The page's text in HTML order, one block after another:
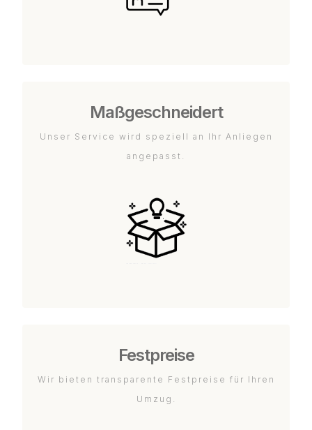
Maßgeschneidert
Unser Service wird speziell an Ihr Anliegen
angepasst.
Festpreise
Wir bieten transparente Festpreise für Ihren
Umzug.